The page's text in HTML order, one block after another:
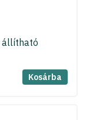
állítható
Kosárba